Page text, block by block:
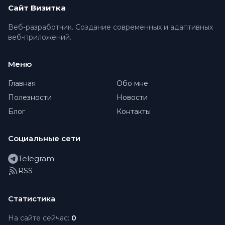
Сайт Визитка
Веб-разработчик. Создание современных и адаптивных
веб-приложений.
Меню
Главная
Обо мне
Полезности
Новости
Блог
Контакты
Социальные сети
Telegram
RSS
Статистика
На сайте сейчас: 0